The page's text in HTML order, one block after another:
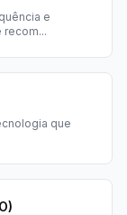
e
recom...
que